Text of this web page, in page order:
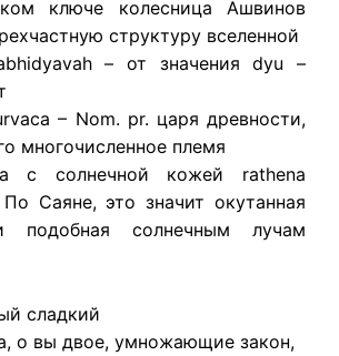
ключе колесница Ашвинов
структуру вселенной
– от значения dyu –
– Nom. pr. царя древности,
многочисленное племя
с солнечной кожей rathena
Саяне, это значит окутанная
подобная солнечным лучам
сладкий
о вы двое, умножающие закон,